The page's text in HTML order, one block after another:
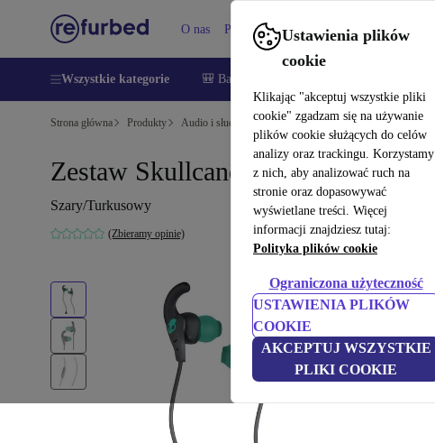
Ustawienia plików
cookie
Klikając "akceptuj wszystkie pliki
cookie" zgadzam się na używanie
plików cookie służących do celów
analizy oraz trackingu. Korzystamy
z nich, aby analizować ruch na
stronie oraz dopasowywać
wyświetlane treści. Więcej
informacji znajdziesz tutaj:
Polityka plików cookie
Ograniczona użyteczność
USTAWIENIA PLIKÓW
COOKIE
AKCEPTUJ WSZYSTKIE
PLIKI COOKIE
O nas Pomoc
Wszystkie kategorie 🎒 Back to school
Strona główna Produkty Audio i słuchawki Słuchawki
Zestaw Skullcandy
Szary/Turkusowy
(Zbieramy opinie)